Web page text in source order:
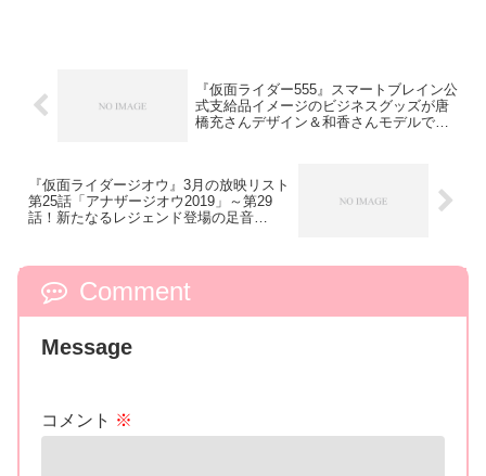
『仮面ライダー555』スマートブレイン公
式支給品イメージのビジネスグッズが唐
橋充さんデザイン＆和香さんモデルで登
『仮面ライダージオウ』3月の放映リスト
第25話「アナザージオウ2019」～第29
話！新たなるレジェンド登場の足音
Comment
Message
コメント ※